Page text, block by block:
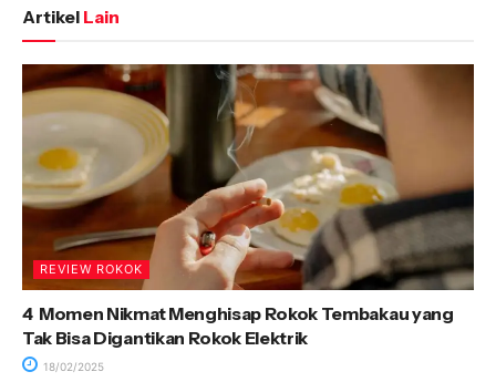
Artikel Lain
REVIEW ROKOK
4 Momen Nikmat Menghisap Rokok Tembakau yang
Tak Bisa Digantikan Rokok Elektrik
18/02/2025